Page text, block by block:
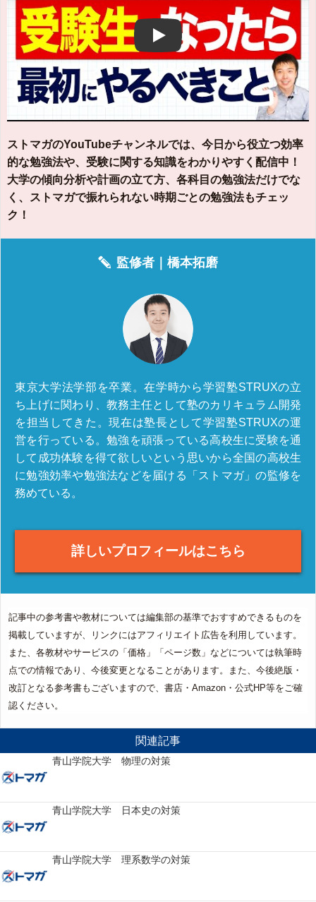
Play
ストマガのYouTubeチャンネルでは、今日から役立つ効率
的な勉強法や、受験に関する知識をわかりやすく配信中！
大学の傾向分析や計画の立て方、各科目の勉強法だけでな
く、ストマガで振れられない時期ごとの勉強法もチェッ
ク！
監修者｜橋本拓磨
東京大学法学部を卒業。在学時から学習塾STRUXの立
ち上げに関わり、教務主任として塾のカリキュラム開発
を担当してきた。現在は塾長として学習塾STRUXの運
営を行っている。勉強を頑張っている高校生に受験を通
して成功体験を得て欲しいという思いから全国の高校生
に勉強効率や勉強法などを届ける「ストマガ」の監修を
務めている。
詳しいプロフィールはこちら
記事中の参考書や教材については編集部の基準でおすすめできるものを
掲載していますが、リンクにはアフィリエイト広告を利用しています。
また、各教材やサービスの「価格」「ページ数」などについては執筆時
点での情報であり、今後変更となることがあります。また、今後絶版・
改訂となる参考書もございますので、書店・Amazon・公式HP等をご確
認ください。
関連記事
青山学院大学 物理の対策
青山学院大学 日本史の対策
青山学院大学 理系数学の対策